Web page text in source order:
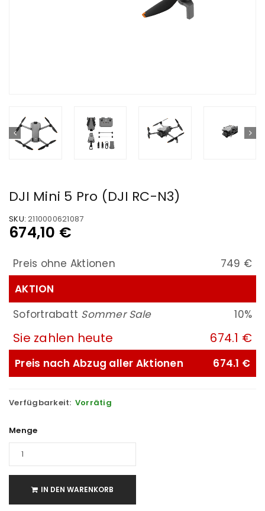
DJI Mini 5 Pro (DJI RC-N3)
SKU: 2110000621087
674,10 €
Preis ohne Aktionen
749 €
AKTION
Sofortrabatt Sommer Sale 10%
Sie zahlen heute 674.1 €
Preis nach Abzug aller Aktionen 674.1 €
Verfügbarkeit: Vorrätig
Menge
IN DEN WARENKORB